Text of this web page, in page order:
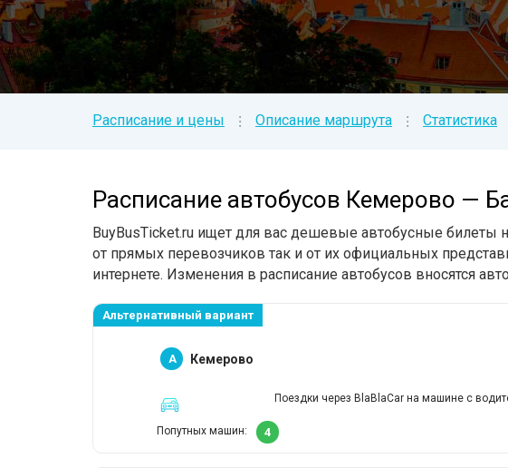
Расписание и цены ⁝ Описание маршрута ⁝ Статистика
Расписание автобусов Кемерово —
BuyBusTicket.ru ищет для вас дешевые автобусные
от прямых перевозчиков так и от их официальных
интернете. Изменения в расписание автобусов вносятся
Альтернативный вариант
A Кемерово
Поездки через BlaBlaCar на машине с
Попутных машин: 4